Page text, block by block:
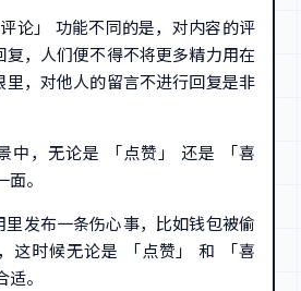
评论」 功能不同的是，对内容的评
，人们便不得不将更多精力用在
里，对他人的留言不进行回复是非
中，无论是 「点赞」 还是 「喜
。
里发布一条伤心事，比如钱包被偷
这时候无论是 「点赞」 和 「喜
。